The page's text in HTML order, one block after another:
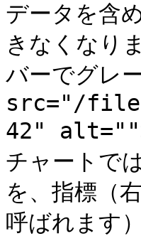
データを含
きなくなり
バーでグ
src="/files/
42"
チャートで
を、指標（
呼ばれます